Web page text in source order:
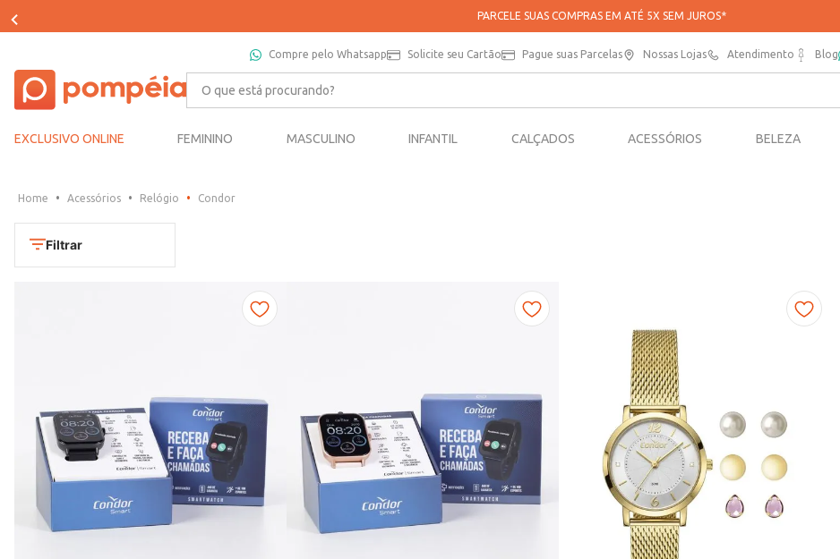
PARCELE SUAS COMPRAS EM ATÉ 5X SEM JUROS*
Compre pelo Whatsapp Solicite seu Cartão Pague suas Parcelas Nossas Lojas Atendimento Blog
O que está procurando?
EXCLUSIVO ONLINE FEMININO MASCULINO INFANTIL CALÇADOS ACESSÓRIOS BELEZA
Acessórios Relógio Condor
Filtrar
UN
Mormaii
Casio
Gang
Preto
Rose
Vermelho
Estilo